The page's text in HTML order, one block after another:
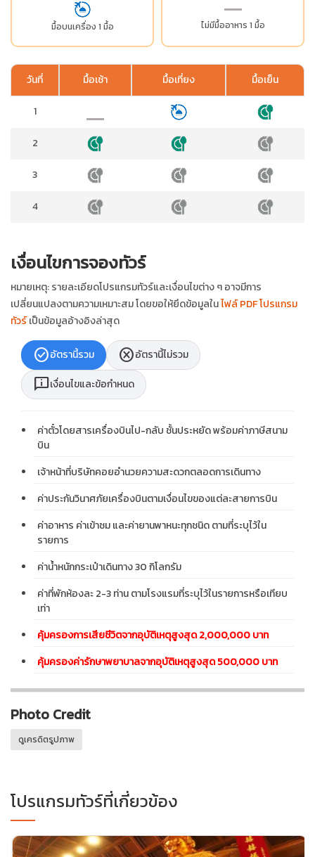
มื้อบนเครื่อง 1 มื้อ ไม่มีมื้ออาหาร 1 มื้อ
วันที่ มื้อเช้า มื้อเที่ยง มื้อเย็น
1
2
3
4
เงื่อนไขการจองทัวร์
หมายเหตุ: รายละเอียดโปรแกรมทัวร์และเงื่อนไขต่าง ๆ อาจมีการ
เปลี่ยนแปลงตามความเหมาะสม โดยขอให้ยึดข้อมูลในไฟล์ PDF โปรแกรม
ทัวร์เป็นข้อมูลอ้างอิงล่าสุด
check_circleอัตรานี้รวม cancelอัตรานี้ไม่รวม
chat_infoเงื่อนไขและข้อกำหนด
ค่าตั๋วโดยสารเครื่องบินไป-กลับ ชั้นประหยัด พร้อมค่าภาษีสนาม
บิน
เจ้าหน้าที่บริษัทคอยอำนวยความสะดวกตลอดการเดินทาง
ค่าประกันวินาศภัยเครื่องบินตามเงื่อนไขของแต่ละสายการบิน
ค่าอาหาร ค่าเข้าชม และค่ายานพาหนะทุกชนิด ตามที่ระบุไว้ใน
รายการ
ค่าน้ำหนักกระเป๋าเดินทาง 30 กิโลกรัม
ค่าที่พักห้องละ 2-3 ท่าน ตามโรงแรมที่ระบุไว้ในรายการหรือเทียบ
เท่า
คุ้มครองการเสียชีวิตจากอุบัติเหตุสูงสุด 2,000,000 บาท
คุ้มครองค่ารักษาพยาบาลจากอุบัติเหตุสูงสุด 500,000 บาท
Photo Credit
ดูเครดิตรูปภาพ
โปรแกรมทัวร์ที่เกี่ยวข้อง